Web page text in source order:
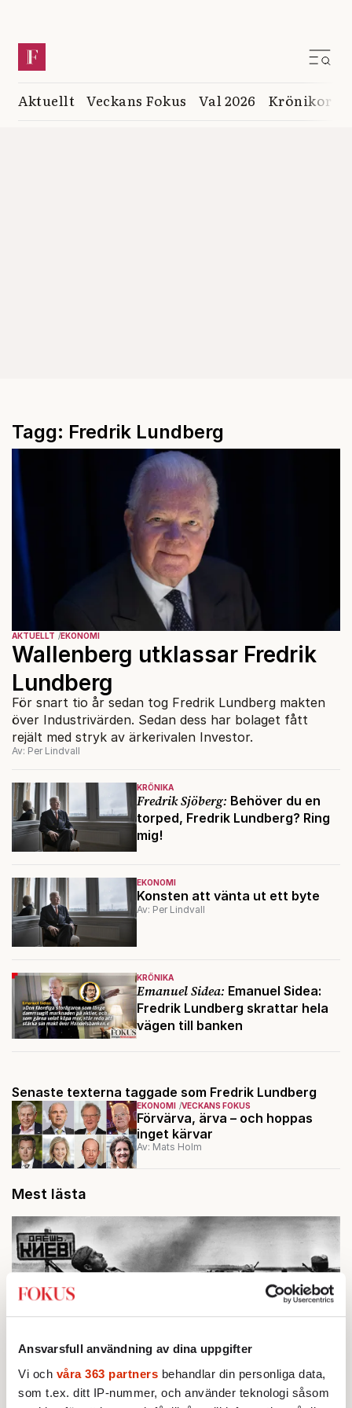
Ansvarsfull användning av dina uppgifter
Vi och våra 363 partners behandlar din personliga data,
som t.ex. ditt IP-nummer, och använder teknologi såsom
Aktuellt Veckans Fokus Val 2026 Krönikor
Tagg: Fredrik Lundberg
KRÖNIKA
Fredrik Sjöberg: Behöver du en
torped, Fredrik Lundberg? Ring
mig!
EKONOMI
Konsten att vänta ut ett byte
Av: Per Lindvall
KRÖNIKA
Emanuel Sidea: Emanuel Sidea:
Fredrik Lundberg skrattar hela
vägen till banken
AKTUELLT EKONOMI
Wallenberg utklassar Fredrik
Lundberg
För snart tio år sedan tog Fredrik Lundberg makten
över Industrivärden. Sedan dess har bolaget fått
rejält med stryk av ärkerivalen Investor.
Av: Per Lindvall
Senaste texterna taggade som Fredrik Lundberg
EKONOMI VECKANS FOKUS
Förvärva, ärva – och hoppas
inget kärvar
Av: Mats Holm
Mest lästa